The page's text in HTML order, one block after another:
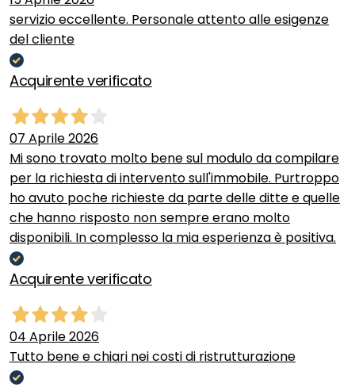
servizio eccellente. Personale attento alle esigenze
del cliente
Acquirente verificato
07 Aprile 2026
Mi sono trovato molto bene sul modulo da compilare
per la richiesta di intervento sull'immobile. Purtroppo
ho avuto poche richieste da parte delle ditte e quelle
che hanno risposto non sempre erano molto
disponibili. In complesso la mia esperienza è positiva.
Acquirente verificato
04 Aprile 2026
Tutto bene e chiari nei costi di ristrutturazione